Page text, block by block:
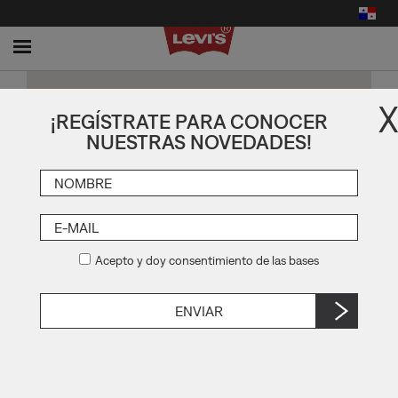
Toggle
X
¡REGÍSTRATE PARA CONOCER
NUESTRAS NOVEDADES!
Acepto y doy consentimiento de las bases